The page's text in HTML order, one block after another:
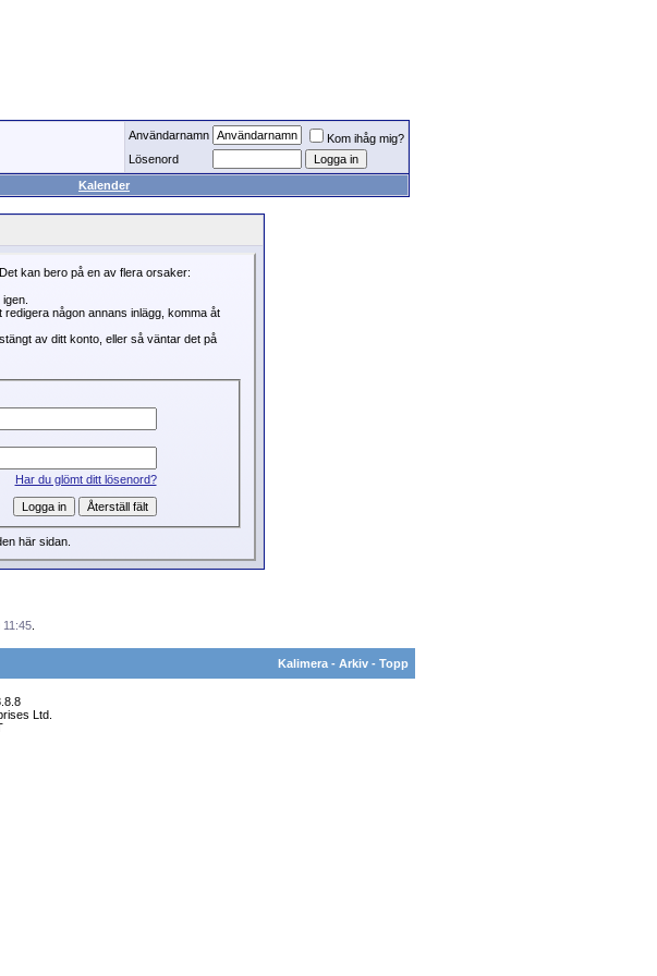
Användarnamn
Kom ihåg mig?
Lösenord
Kalender
kan bero på en av flera orsaker:
någon annans inlägg, komma åt
av ditt konto, eller så väntar det på
Har du glömt ditt lösenord?
här sidan.
11:45
Kalimera - Arkiv - Topp
Ltd.